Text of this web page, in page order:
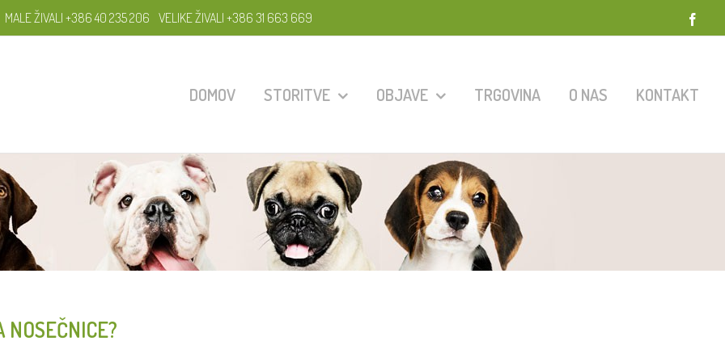
MALE ŽIVALI +386 40 235 206 VELIKE ŽIVALI +386 31 663 669
DOMOV STORITVE OBJAVE TRGOVINA O NAS KONTAKT